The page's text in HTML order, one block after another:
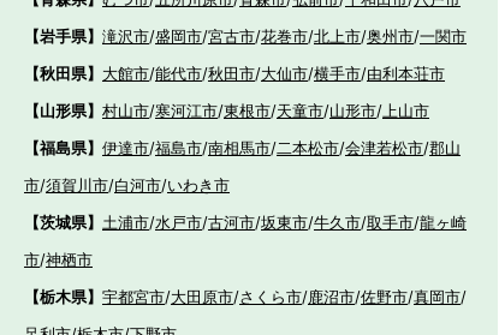
【岩手県】 滝沢市/盛岡市/宮古市/花巻市/北上市/奥州市/一関市
【秋田県】 大館市/能代市/秋田市/大仙市/横手市/由利本荘市
【山形県】 村山市/寒河江市/東根市/天童市/山形市/ 上山市
【福島県】 伊達市/福島市/南相馬市/二本松市/会津若松市/郡山
市/須賀川市/白河市/いわき市
【茨城県】 土浦市/水戸市/古河市/坂東市/牛久市/取手市/龍ヶ崎
市/神栖市
【栃木県】 宇都宮市/大田原市/さくら市/鹿沼市/佐野市/真岡市/